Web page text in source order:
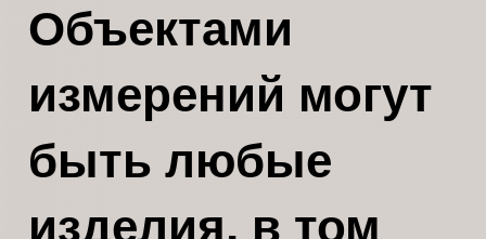
Объектами
измерений могут
быть любые
изделия, в том